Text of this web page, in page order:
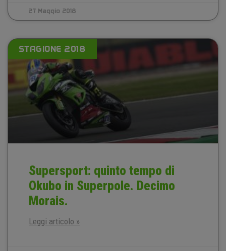
27 Maggio 2018
STAGIONE 2018
Supersport: quinto tempo di
Okubo in Superpole. Decimo
Morais.
Leggi articolo »